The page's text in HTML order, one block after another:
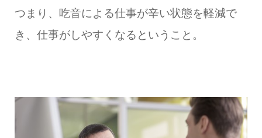
つまり、吃音による仕事が辛い状態を軽減で
き、仕事がしやすくなるということ。